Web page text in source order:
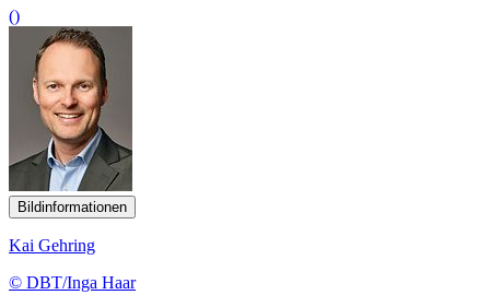
()
Bildinformationen
Kai Gehring
© DBT/Inga Haar